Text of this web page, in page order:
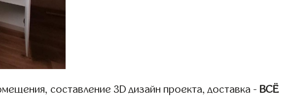
составление 3D дизайн проекта, доставка - ВСЁ